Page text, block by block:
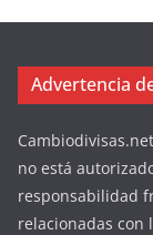
Advertencia
no está
responsabilidad
relacionadas con